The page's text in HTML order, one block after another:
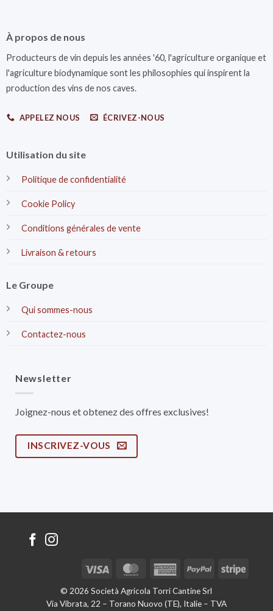
À propos de nous
Producteurs de vin depuis les années '60, l'agriculture organique et
l'agriculture biodynamique sont les philosophies qui inspirent la
production des vins de nos caves.
APPELEZ NOUS ÉCRIVEZ-NOUS
Utilisation du site
Politique de confidentialité
Cookie Policy
Conditions générales de vente
Livraison & retours
Le Groupe
Qui sommes-nous
Contactez-nous
Newsletter
Joignez-nous et obtenez des offres exclusives!
INSCRIVEZ-VOUS
© 2026 Società Agricola Torri Cantine Srl
Via Vibrata, 22 – Torano Nuovo (TE), Italie – TVA
Visa MasterCardAmericanPayPal Stripe